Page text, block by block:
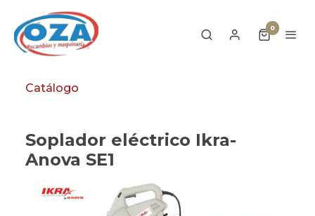
0
Catálogo
Soplador eléctrico Ikra-
Anova SE1